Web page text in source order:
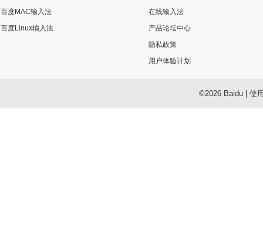
百度MAC输入法
百度Linux输入法
在线输入法
产品论坛中心
隐私政策
用户体验计划
©2026 Baidu| 使